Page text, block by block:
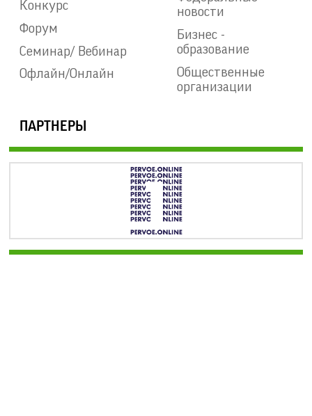
Конкурс
Форум
Семинар/ Вебинар
Офлайн/Онлайн
новости
Бизнес -
образование
Общественные
организации
ПАРТНЕРЫ